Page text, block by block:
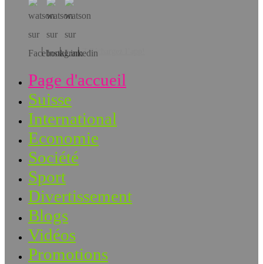
Téléchargez l’app!
Page d'accueil
Suisse
International
Economie
Société
Sport
Divertissement
Blogs
Vidéos
Promotions